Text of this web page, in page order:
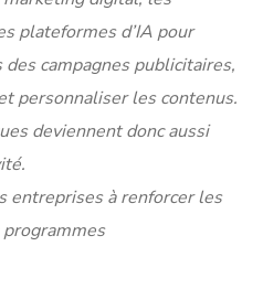
plateformes d’IA pour
campagnes publicitaires,
personnaliser les contenus.
deviennent donc aussi
entreprises à renforcer les